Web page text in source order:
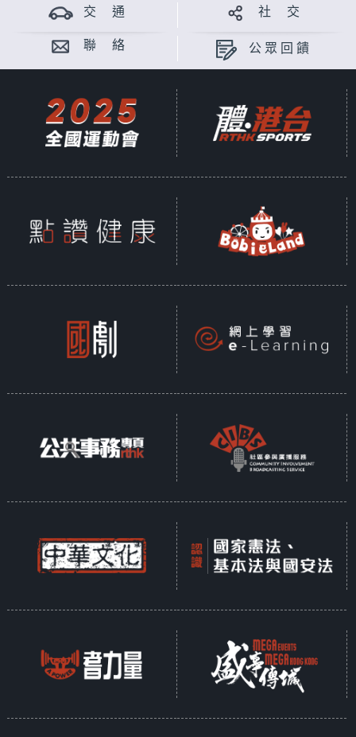
交 通 社 交
聯 絡 公眾回饋